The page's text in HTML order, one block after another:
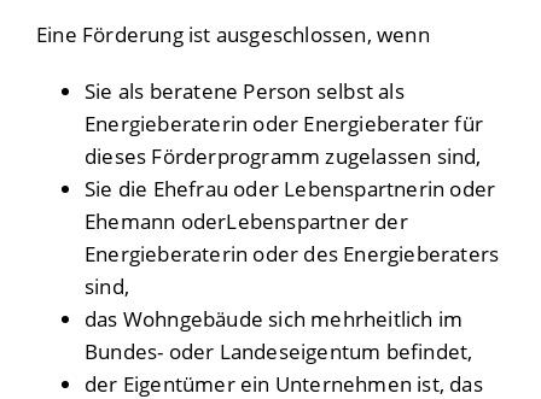
Eine Förderung ist ausgeschlossen, wenn
Sie als beratene Person selbst als
Energieberaterin oder Energieberater für
dieses Förderprogramm zugelassen sind,
Sie die Ehefrau oder Lebenspartnerin oder
Ehemann oderLebenspartner der
Energieberaterin oder des Energieberaters
sind,
das Wohngebäude sich mehrheitlich im
Bundes- oder Landeseigentum befindet,
der Eigentümer ein Unternehmen ist, das